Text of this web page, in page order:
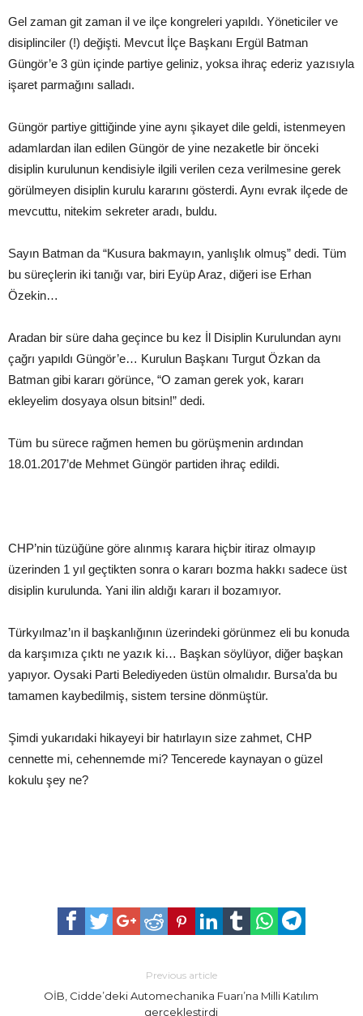
Gel zaman git zaman il ve ilçe kongreleri yapıldı. Yöneticiler ve
disiplinciler (!) değişti. Mevcut İlçe Başkanı Ergül Batman
Güngör’e 3 gün içinde partiye geliniz, yoksa ihraç ederiz yazısıyla
işaret parmağını salladı.
Güngör partiye gittiğinde yine aynı şikayet dile geldi, istenmeyen
adamlardan ilan edilen Güngör de yine nezaketle bir önceki
disiplin kurulunun kendisiyle ilgili verilen ceza verilmesine gerek
görülmeyen disiplin kurulu kararını gösterdi. Aynı evrak ilçede de
mevcuttu, nitekim sekreter aradı, buldu.
Sayın Batman da “Kusura bakmayın, yanlışlık olmuş” dedi. Tüm
bu süreçlerin iki tanığı var, biri Eyüp Araz, diğeri ise Erhan
Özekin…
Aradan bir süre daha geçince bu kez İl Disiplin Kurulundan aynı
çağrı yapıldı Güngör’e… Kurulun Başkanı Turgut Özkan da
Batman gibi kararı görünce, “O zaman gerek yok, kararı
ekleyelim dosyaya olsun bitsin!” dedi.
Tüm bu sürece rağmen hemen bu görüşmenin ardından
18.01.2017’de Mehmet Güngör partiden ihraç edildi.
CHP’nin tüzüğüne göre alınmış karara hiçbir itiraz olmayıp
üzerinden 1 yıl geçtikten sonra o kararı bozma hakkı sadece üst
disiplin kurulunda. Yani ilin aldığı kararı il bozamıyor.
Türkyılmaz’ın il başkanlığının üzerindeki görünmez eli bu konuda
da karşımıza çıktı ne yazık ki… Başkan söylüyor, diğer başkan
yapıyor. Oysaki Parti Belediyeden üstün olmalıdır. Bursa’da bu
tamamen kaybedilmiş, sistem tersine dönmüştür.
Şimdi yukarıdaki hikayeyi bir hatırlayın size zahmet, CHP
cennette mi, cehennemde mi? Tencerede kaynayan o güzel
kokulu şey ne?
Previous article
OİB, Cidde’deki Automechanika Fuarı’na Milli Katılım
gerçekleştirdi